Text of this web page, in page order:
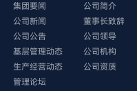
集团要闻
公司新闻
公司公告
基层管理动态
生产经营动态
管理论坛
公司简介
董事长致辞
公司领导
公司机构
公司资质